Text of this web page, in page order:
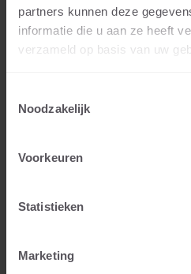
partners kunnen deze
informatie die u aan ze heeft
verzameld op basis van uw
Noodzakelijk
Voorkeuren
Statistieken
Marketing
5 CM DIKTE
Toepasbaar voor:
Gewicht: